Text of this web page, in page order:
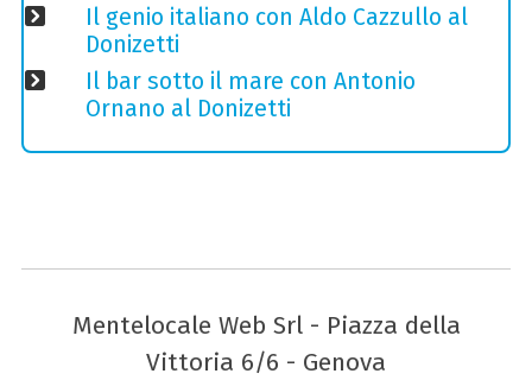
Il genio italiano con Aldo Cazzullo al
Donizetti
Il bar sotto il mare con Antonio
Ornano al Donizetti
Mentelocale Web Srl - Piazza della
Vittoria 6/6 - Genova